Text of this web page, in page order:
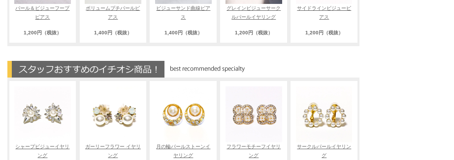
パール＆ビジューフープ
ピアス
1,200円（税抜）
ボリュームプチパールピ
アス
1,400円（税抜）
ビジューサンド曲線ピア
ス
1,400円（税抜）
グレインビジューサーク
ルパールイヤリング
1,200円（税抜）
サイドラインビジューピ
アス
1,200円（税抜）
シャープビジューイヤリ
ング
ガーリーフラワー イヤリ
ング
月の輪パールストーンイ
ヤリング
フラワーモチーフイヤリ
ング
サークルパールイヤリン
グ